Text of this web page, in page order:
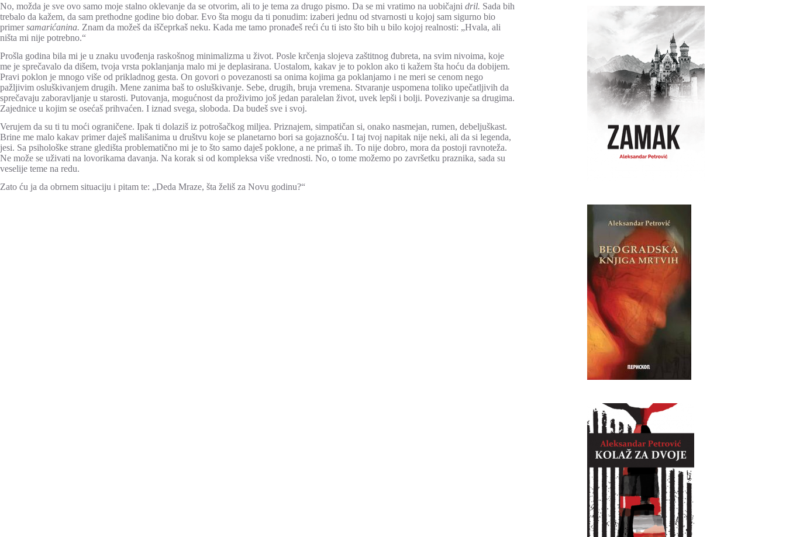
No, možda je sve ovo samo moje stalno oklevanje da se otvorim, ali to je tema za drugo pismo. Da se mi vratimo na uobičajni dril. Sada bih
trebalo da kažem, da sam prethodne godine bio dobar. Evo šta mogu da ti ponudim: izaberi jednu od stvarnosti u kojoj sam sigurno bio
primersamarićanina. Znam da možeš da iščeprkaš neku. Kada me tamo pronađeš reći ću ti isto što bih u bilo kojoj realnosti: „Hvala, ali
ništa mi nije potrebno.“
Prošla godina bila mi je u znaku uvođenja raskošnog minimalizma u život. Posle krčenja slojeva zaštitnog đubreta, na svim nivoima, koje
me je sprečavalo da dišem, tvoja vrsta poklanjanja malo mi je deplasirana. Uostalom, kakav je to poklon ako ti kažem šta hoću da dobijem.
Pravi poklon je mnogo više od prikladnog gesta. On govori o povezanosti sa onima kojima ga poklanjamo i ne meri se cenom nego
pažljivim osluškivanjem drugih. Mene zanima baš to osluškivanje. Sebe, drugih, bruja vremena. Stvaranje uspomena toliko upečatljivih da
sprečavaju zaboravljanje u starosti. Putovanja, mogućnost da proživimo još jedan paralelan život, uvek lepši i bolji. Povezivanje sa drugima.
Zajednice u kojim se osećaš prihvaćen. I iznad svega, sloboda. Da budeš sve i svoj.
Verujem da su ti tu moći ograničene. Ipak ti dolaziš iz potrošačkog miljea. Priznajem, simpatičan si, onako nasmejan, rumen, debeljuškast.
Brine me malo kakav primer daješ mališanima u društvu koje se planetarno bori sa gojaznošću. I taj tvoj napitak nije neki, ali da si legenda,
jesi. Sa psihološke strane gledišta problematično mi je to što samo daješ poklone, a ne primaš ih. To nije dobro, mora da postoji ravnoteža.
Ne može se uživati na lovorikama davanja. Na korak si od kompleksa više vrednosti. No, o tome možemo po završetku praznika, sada su
veselije teme na redu.
Zato ću ja da obrnem situaciju i pitam te: „Deda Mraze, šta želiš za Novu godinu?“